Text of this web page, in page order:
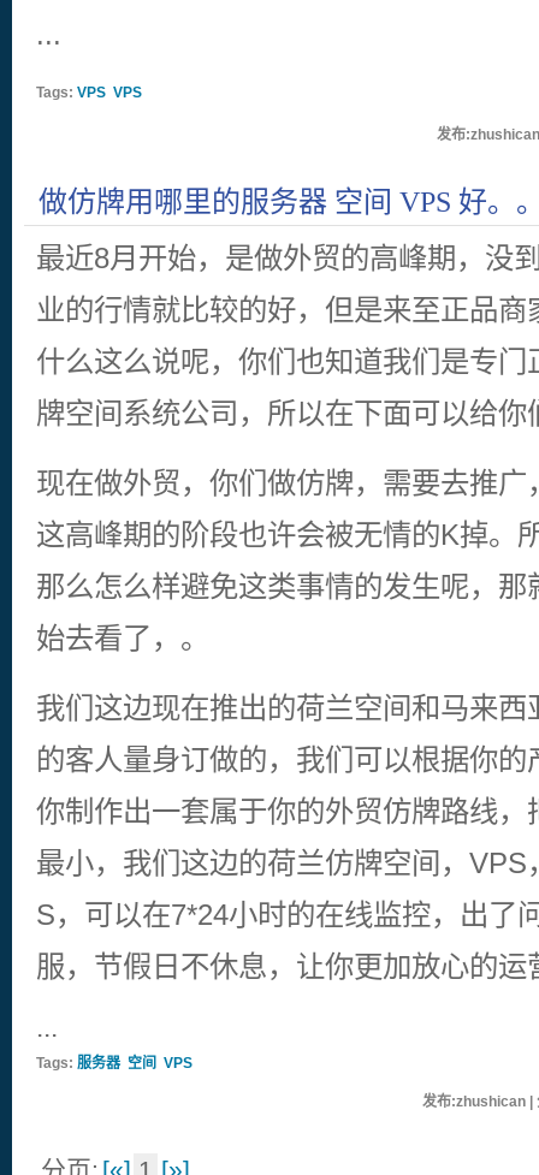
...
Tags: VPS VPS
发布
做仿牌用哪里的服务器 空间 VPS 好。
以吗？
最近8月开始，是做外贸的高峰期，没
业的行情就比较的好，但是来至正品
什么这么说呢，你们也知道我们是专
牌空间系统公司，所以在下面可以给你
现在做外贸，你们做仿牌，需要去推
这高峰期的阶段也许会被无情的K掉。
那么怎么样避免这类事情的发生呢，
始去看了，。
我们这边现在推出的荷兰空间和马来
的客人量身订做的，我们可以根据你
你制作出一套属于你的外贸仿牌路线
最小，我们这边的荷兰仿牌空间，
S，可以在7*24小时的在线监控，出了
服，节假日不休息，让你更加放心的运
...
Tags: 服务器 空间 VPS
发布:zhushican |